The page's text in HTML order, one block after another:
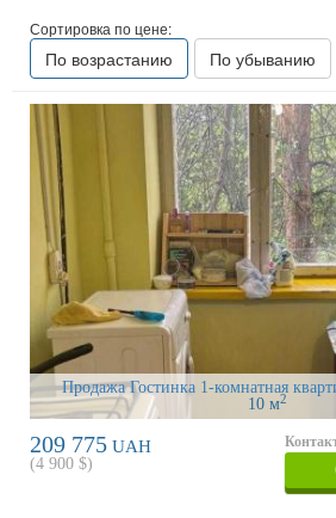
Сортировка по цене:
По возрастанию По убыванию
Продажа Гостинка 1-комнатная
10 м2
209 775 UAH
(4 900 $)